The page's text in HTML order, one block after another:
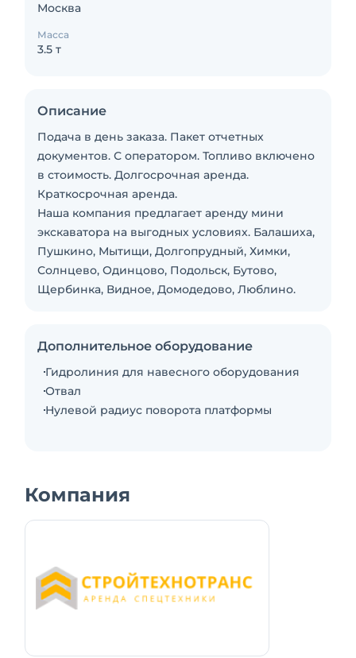
Москва
Масса
3.5 т
Описание
Подача в день заказа. Пакет отчетных
документов. С оператором. Топливо включено
в стоимость. Долгосрочная аренда.
Краткосрочная аренда.
Наша компания предлагает аренду мини
экскаватора на выгодных условиях. Балашиха,
Пушкино, Мытищи, Долгопрудный, Химки,
Солнцево, Одинцово, Подольск, Бутово,
Щербинка, Видное, Домодедово, Люблино.
Дополнительное оборудование
Гидролиния для навесного оборудования
Отвал
Нулевой радиус поворота платформы
Компания